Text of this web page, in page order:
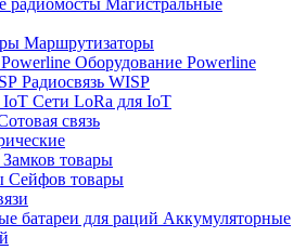
Магистральные
Маршрутизаторы
Оборудование Powerline
Радиосвязь WISP
Сети LoRa для IoT
связь
Замков товары
Сейфов товары
Аккумуляторные